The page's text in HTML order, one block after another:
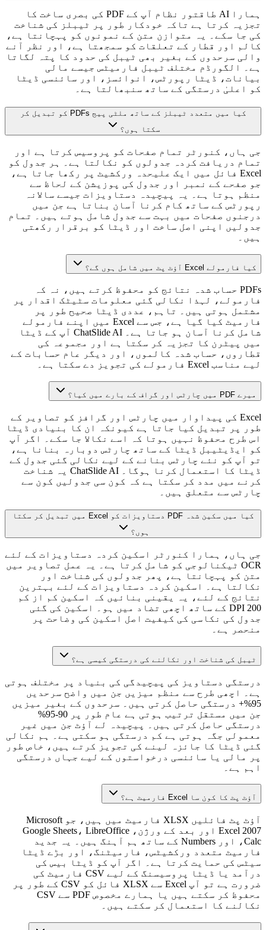
ہمارا AI طاقتور نظام آپ کے PDF کی بصری ساخت کا
تجزیہ کرتا ہے تاکہ خودکار طور پر ٹیبلز کی شناخت
کی جا سکے۔ یہ متوازن متن کے نمونوں کو پہچانتا ہے،
کالم اور قطار کے تعلقات کو سمجھتا ہے، اور نظر آنے
والی سرحدوں کے بغیر بھی ٹیبل کی حدود کا پتہ لگاتا
ہے۔ الگورڈم مختلف ٹیبل فارمیٹس جیسے مالی
بیانات، ڈیٹا رپورٹس، انوائسز، اور سائنسی ڈیٹا
کو اعلیٰ درستگی کے ساتھ سنبھالتا ہے۔
کیا میں متعدد ٹیبلز کے ساتھ ملٹی پیج PDFs کو تبدیل کر
سکتا ہوں؟
جی ہاں، کنورٹر تمام صفحات کو پروسیس کرتا ہے اور
تمام دریافت کردہ جدولوں کو نکالتا ہے۔ ہر جدول کو
Excel فائل میں ایک علیحدہ ورکشیٹ پر رکھا جاتا ہے،
جو صفحے کے نمبر اور جدول کی پوزیشن کے لحاظ سے
منظم ہوتا ہے۔ یہ پیچیدہ دستاویزات جیسے سالانہ
رپورٹس کے ساتھ کام کرنا آسان بناتا ہے جن میں
درجنوں صفحات میں بہت سے جدول شامل ہوتے ہیں۔ تمام
جدولیں اپنی اصل ساخت اور ڈیٹا کو برقرار رکھتی
ہیں۔
کیا فارمولے Excel آؤٹ پٹ میں شامل ہوں گے؟
PDFs حساب شدہ نتائج کو محفوظ کرتے ہیں، نہ کہ
فارمولے، لہذا نکالی گئی معلومات سٹیٹک اقدار پر
مشتمل ہوتی ہیں۔ تاہم، عددی ڈیٹا صحیح طور پر
فارمیٹ کیا گیا ہے، جس سے Excel میں اپنے فارمولے
شامل کرنا آسان ہو جاتا ہے۔ ChatSlide AI آپ کے ڈیٹا
میں پیٹرن کا تجزیہ کر سکتا ہے اور مجموعہ کی
قطاروں، حساب شدہ کالموں، اور دیگر عام حسابات کے
لیے مناسب Excel فارمولے کی تجویز دے سکتا ہے۔
میرے PDF میں چارٹس اور گراف کے بارے میں کیا؟
Excel کی پیداوار میں چارٹس اور گرافز کو تصاویر کے
طور پر تبدیل کیا جاتا ہے کیونکہ ان کا بنیادی ڈیٹا
اس طرح محفوظ نہیں ہوتا کہ اسے نکالا جا سکے۔ اگر آپ
کو ایڈیٹیبل ڈیٹا کے ساتھ چارٹس دوبارہ بنانا ہے،
تو آپ کو نئے چارٹس بنانے کے لیے نکالی گئی جدول کے
ڈیٹا کا استعمال کرنا ہوگا۔ ChatSlide AI یہ شناخت
کرنے میں مدد کر سکتا ہے کہ کون سی جدولیں کون سے
چارٹس سے متعلق ہیں۔
کیا میں سکین شدہ PDF دستاویزات کو Excel میں تبدیل کر سکتا
ہوں؟
جی ہاں، ہمارا کنورٹر اسکین کردہ دستاویزات کے لئے
OCR ٹیکنالوجی کو شامل کرتا ہے۔ یہ عمل تصاویر میں
متن کو پہچانتا ہے، پھر جدولوں کی شناخت اور
نکالتا ہے۔ اسکین کردہ دستاویزات کے لئے بہترین
نتائج کے لئے، یہ یقینی بنائیں کہ اسکین کم از کم
200 DPI کے ساتھ اچھی تضاد میں ہو۔ اسکین کی گئی
جدول کی نکاسی کی کیفیت اصل اسکین کی وضاحت پر
منحصر ہے۔
ٹیبل کی شناخت اور نکالنے کی درستگی کیسی ہے؟
درستگی دستاویز کی پیچیدگی کی بنیاد پر مختلف ہوتی
ہے۔ اچھی طرح سے منظم میزیں جن میں واضح سرحدیں
95%+ درستگی حاصل کرتی ہیں۔ سرحدوں کے بغیر میزیں
جن میں مستقل ترتیب ہوتی ہے عام طور پر 90-95%
درستگی حاصل کرتی ہیں۔ پیچیدہ لے آؤٹ جن میں غیر
معمولی جگہ ہوتی ہے کم درستگی ہو سکتی ہے۔ ہم نکالی
گئی ڈیٹا کا جائزہ لینے کی تجویز کرتے ہیں، خاص طور
پر مالی یا سائنسی درخواستوں کے لیے جہاں درستگی
اہم ہے۔
آؤٹ پٹ کا کون سا Excel فارمیٹ ہے؟
آؤٹ پٹ فائلیں XLSX فارمیٹ میں ہیں، جو Microsoft
Excel 2007 اور بعد کے ورژن، Google Sheets، LibreOffice
Calc، اور Numbers کے ساتھ ہم آہنگ ہیں۔ یہ جدید
فارمیٹ متعدد ورکشیٹس، فارمیٹنگ، اور بڑے ڈیٹا
سیٹس کی حمایت کرتا ہے۔ اگر آپ کو ڈیٹا بیس کی
درآمد یا ڈیٹا پروسیسنگ کے لیے CSV فارمیٹ کی
ضرورت ہے تو آپ Excel سے XLSX فائل کو CSV کے طور پر
محفوظ کر سکتے ہیں یا ہمارے مخصوص PDF سے CSV
نکالنے کا استعمال کر سکتے ہیں۔